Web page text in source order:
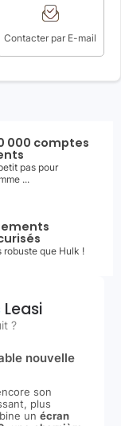
Contacter par E-mail
000 comptes
pas pour
...
robuste que Hulk !
Leasi
?
nouvelle
son
plus
un écran